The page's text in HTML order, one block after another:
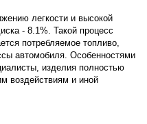
легкости и высокой
- 8.1%. Такой процесс
потребляемое топливо,
автомобиля. Особенностями
изделия полностью
воздействиям и иной